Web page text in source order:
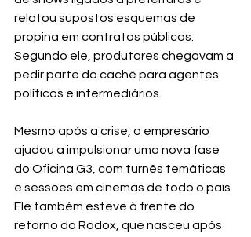
relatou supostos esquemas de
propina em contratos públicos.
Segundo ele, produtores chegavam a
pedir parte do cachê para agentes
políticos e intermediários.
Mesmo após a crise, o empresário
ajudou a impulsionar uma nova fase
do Oficina G3, com turnês temáticas
e sessões em cinemas de todo o país.
Ele também esteve à frente do
retorno do Rodox, que nasceu após